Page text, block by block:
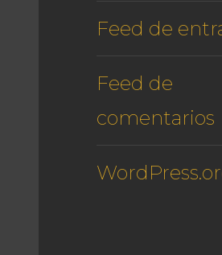
Feed de
Feed de
comentarios